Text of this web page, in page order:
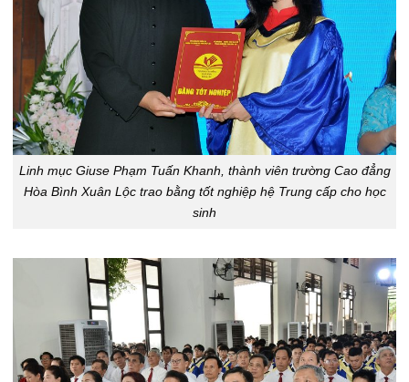
Linh mục Giuse Phạm Tuấn Khanh, thành viên trường Cao đẳng
Hòa Bình Xuân Lộc trao bằng tốt nghiệp hệ Trung cấp cho học
sinh